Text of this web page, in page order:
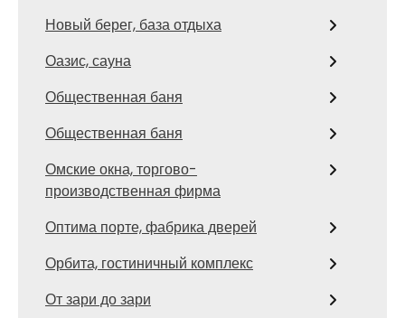
Новый берег, база отдыха
Оазис, сауна
Общественная баня
Общественная баня
Омские окна, торгово-
производственная фирма
Оптима порте, фабрика дверей
Орбита, гостиничный комплекс
От зари до зари